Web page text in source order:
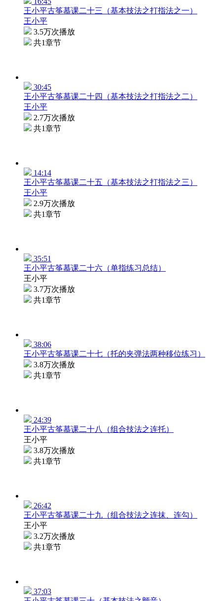
王小平古筝慕课二十三（基本技法之打指法之一）
王小平
3.5万次播放
共1章节
30:45
王小平古筝慕课二十四（基本技法之打指法之二）
王小平
2.7万次播放
共1章节
14:14
王小平古筝慕课二十五（基本技法之打指法之三）
王小平
2.9万次播放
共1章节
35:51
王小平古筝慕课二十六（单指练习总结）
王小平
3.7万次播放
共1章节
38:06
王小平古筝慕课二十七（托的夹弹法两种移位练习）
3.8万次播放
共1章节
24:39
王小平古筝慕课二十八（组合技法之连托）
王小平
3.8万次播放
共1章节
26:42
王小平古筝慕课二十九（组合技法之连抹、连勾）
王小平
3.2万次播放
共1章节
37:03